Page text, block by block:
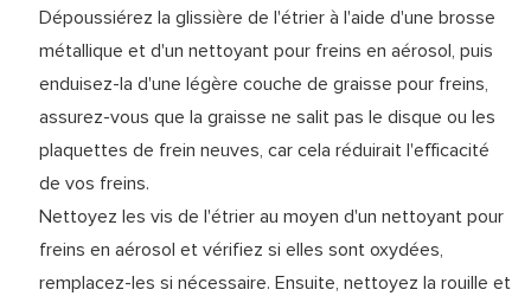
Dépoussiérez la glissière de l'étrier à l'aide d'une brosse
métallique et d'un nettoyant pour freins en aérosol, puis
enduisez-la d'une légère couche de graisse pour freins,
assurez-vous que la graisse ne salit pas le disque ou les
plaquettes de frein neuves, car cela réduirait l'efficacité
de vos freins.
Nettoyez les vis de l'étrier au moyen d'un nettoyant pour
freins en aérosol et vérifiez si elles sont oxydées,
remplacez-les si nécessaire. Ensuite, nettoyez la rouille et